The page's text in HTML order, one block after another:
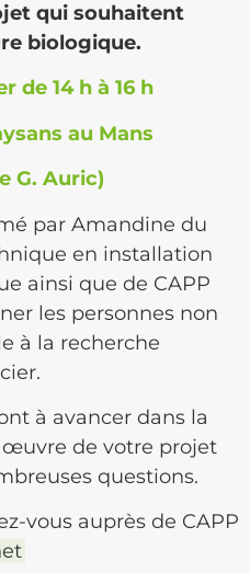
qui souhaitent
biologique.
de 14 h à 16 h
au Mans
G. Auric)
par Amandine du
en installation
ainsi que de CAPP
les personnes non
à la recherche
à avancer dans la
de votre projet
questions.
vous auprès de CAPP